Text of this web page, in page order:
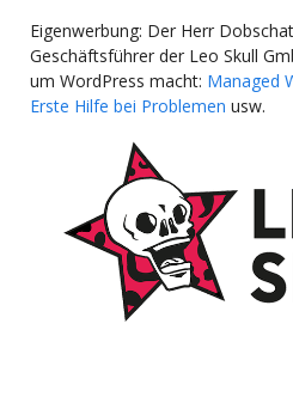
Eigenwerbung: Der Herr
Geschäftsführer der Leo Skull
um WordPress macht: Managed
Erste Hilfe bei Problemen usw.